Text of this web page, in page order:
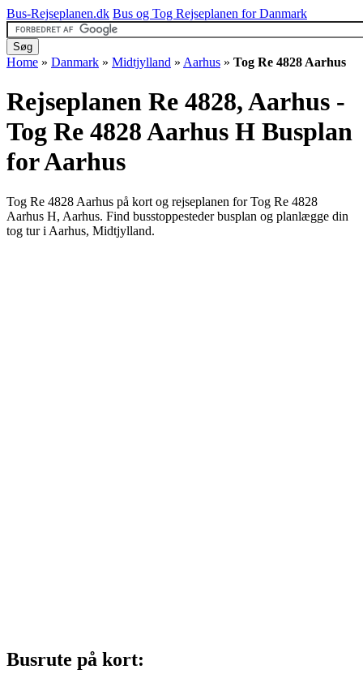
Bus-Rejseplanen.dk Bus og Tog Rejseplanen for Danmark
Home » Danmark » Midtjylland » Aarhus » Tog Re 4828 Aarhus
Rejseplanen Re 4828, Aarhus -
Tog Re 4828 Aarhus H Busplan
for Aarhus
Tog Re 4828 Aarhus på kort og rejseplanen for Tog Re 4828
Aarhus H, Aarhus. Find busstoppesteder busplan og planlægge din
tog tur i Aarhus, Midtjylland.
Busrute på kort: